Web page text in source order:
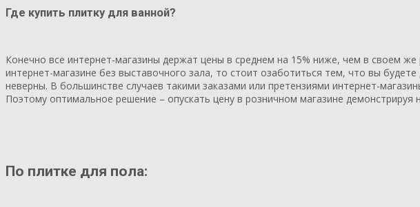
Где купить плитку для ванной?
Конечно все интернет-магазины держат цены в среднем на 15% ниже, чем в своем
интернет-магазине без выставочного зала, то стоит озаботиться тем, что вы
неверны. В большинстве случаев такими заказами или претензиями интернет-
Поэтому оптимальное решение – опускать цену в розничном магазине демонстрируя
По плитке для пола: